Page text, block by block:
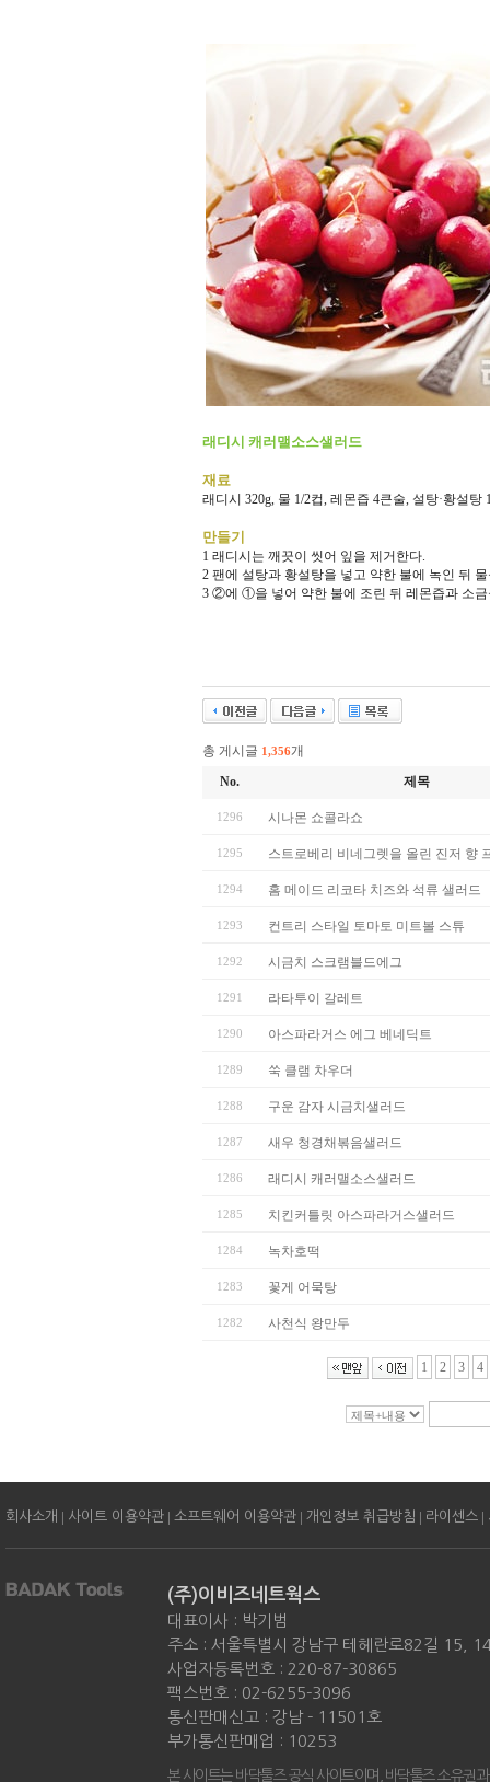
래디시 캐러맬소스샐러드
재료
래디시 320g, 물 1/2컵, 레몬즙 4큰술, 설탕·황설탕
만들기
1 래디시는 깨끗이 씻어 잎을 제거한다.
2 팬에 설탕과 황설탕을 넣고 약한 불에 녹인 뒤
3 ②에 ①을 넣어 약한 불에 조린 뒤 레몬즙과 소금
총 게시글 1,356개
No.
제목
1296 시나몬 쇼콜라쇼
1295 스트로베리 비네그렛을 올린 진저 향
1294 홈 메이드 리코타 치즈와 석류 샐러드
1293 컨트리 스타일 토마토 미트볼 스튜
1292 시금치 스크램블드에그
1291 라타투이 갈레트
1290 아스파라거스 에그 베네딕트
1289 쑥 클램 차우더
1288 구운 감자 시금치샐러드
1287 새우 청경채볶음샐러드
1286 래디시 캐러맬소스샐러드
1285 치킨커틀릿 아스파라거스샐러드
1284 녹차호떡
1283 꽃게 어묵탕
1282 사천식 왕만두
1 2 3 4
회사소개 | 사이트 이용약관 | 소프트웨어 이용약관 | 개인정보 취급방침 | 라이센스 |
(주)이비즈네트웍스
대표이사 : 박기범
주소 : 서울특별시 강남구 테헤란로82길 15,
사업자등록번호 : 220-87-30865
팩스번호 : 02-6255-3096
통신판매신고 : 강남 - 11501호
부가통신판매업 : 10253
본 사이트는 바닥툴즈 공식 사이트이며, 바닥툴즈 소유권